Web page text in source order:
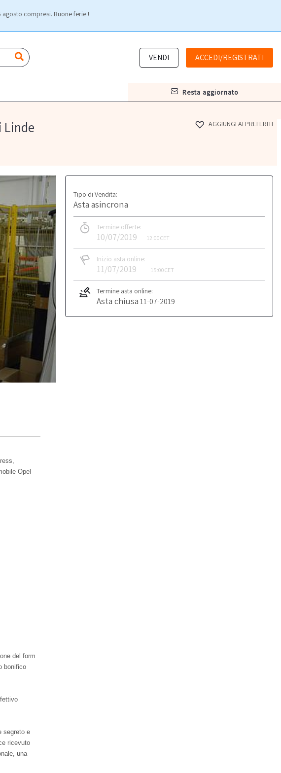
compresi. Buone ferie !
VENDI ACCEDI/REGISTRATI
resta aggiornato
Linde AGGIUNGI AI PREFERITI
Tipo di Vendita:
Asta asincrona
Termine offerte:
10/07/2019 12:00CET
Inizio asta online:
11/07/2019 15:00CET
Termine asta online:
Asta chiusa 11-07-2019
Opel
del form
bonifico
segreto e
ricevuto
una